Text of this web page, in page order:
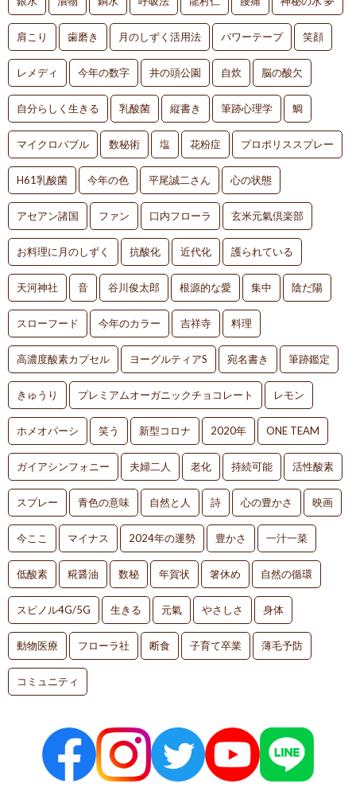
肩こり 歯磨き 月のしずく活用法 パワーテープ 笑顔
レメディ 今年の数字 井の頭公園 自炊 脳の酸欠
自分らしく生きる 乳酸菌 縦書き 筆跡心理学 鯛
マイクロバブル 数秘術 塩 花粉症 プロポリススプレー
H61乳酸菌 今年の色 平尾誠二さん 心の状態
アセアン諸国 ファン 口内フローラ 玄米元氣倶楽部
お料理に月のしずく 抗酸化 近代化 護られている
天河神社 音 谷川俊太郎 根源的な愛 集中 陰だ陽
スローフード 今年のカラー 吉祥寺 料理
高濃度酸素カプセル ヨーグルティアS 宛名書き 筆跡鑑定
きゅうり プレミアムオーガニックチョコレート レモン
ホメオパーシ 笑う 新型コロナ 2020年 ONE TEAM
ガイアシンフォニー 夫婦二人 老化 持続可能 活性酸素
スプレー 青色の意味 自然と人 詩 心の豊かさ 映画
今ここ マイナス 2024年の運勢 豊かさ 一汁一菜
低酸素 糀醤油 数秘 年賀状 箸休め 自然の循環
スピノル4G/5G 生きる 元氣 やさしさ 身体
動物医療 フローラ社 断食 子育て卒業 薄毛予防
コミュニティ